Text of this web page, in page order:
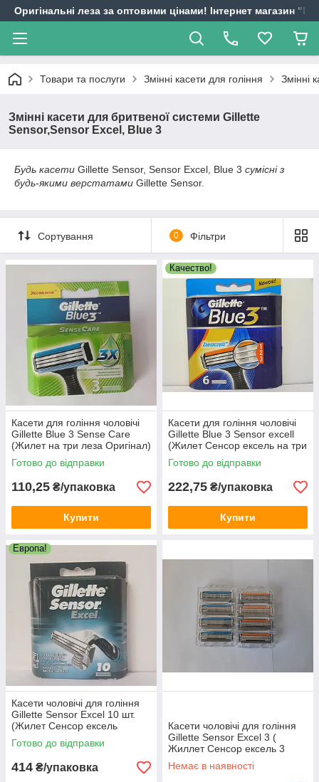
Оригінальні леза за оптовими цінами! Інтернет магазин
Товари та послуги Змінні касети для гоління Змінні
Змінні касети для бритвеної системи Gillette
Sensor,Sensor Excel, Blue 3
Будь касети Gillette Sensor, Sensor Excel, Blue 3 сумісні з
будь-якими верстатами Gillette Sensor.
Сортування 0 Фільтри
Касети для гоління чоловічі
Gillette Blue 3 Sense Care
(Жилет на три леза Оригінал)
3 шт.
Готово до відправки
110,25 ₴/упаковка
Купити
Качество!
Касети для гоління чоловічі
Gillette Blue 3 Sensor excell
(Жилет Сенсор ексель на три
леза Оригінал) 6 шт.
Готово до відправки
222,75 ₴/упаковка
Купити
Европа!
Касети чоловічі для гоління
Gillette Sensor Excel 10 шт.
(Жилет Сенсор ексель
Оригінал Європа)
Готово до відправки
414 ₴/упаковка
Касети чоловічі для гоління
Gillette Sensor Excel 3 (
Жиллет Сенсор ексель 3
Оригінал) 8 шт. без
пакування !!!
Немає в наявності